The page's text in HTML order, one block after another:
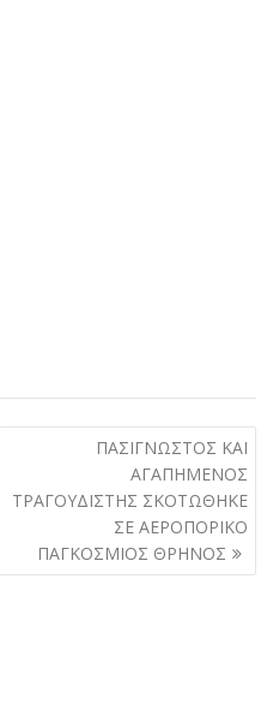
ΠΑΣΙΓΝΩΣΤΟΣ ΚΑΙ
ΑΓΑΠΗΜΕΝΟΣ
ΤΡΑΓΟΥΔΙΣΤΗΣ ΣΚΟΤΩΘΗΚΕ
ΣΕ ΑΕΡΟΠΟΡΙΚΟ
ΠΑΓΚΟΣΜΙΟΣ ΘΡΗΝΟΣ